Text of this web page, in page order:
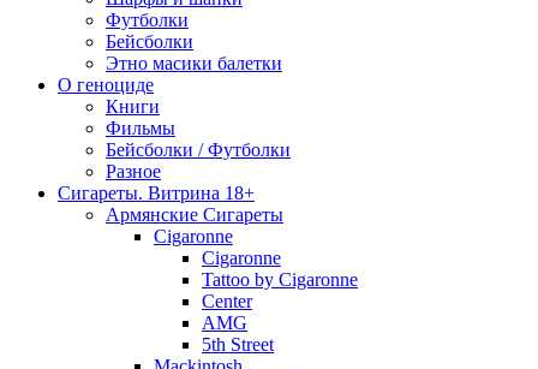
Футболки
Бейсболки
Этно масики балетки
О геноциде
Книги
Фильмы
Бейсболки / Футболки
Разное
Сигареты. Витрина 18+
Армянские Сигареты
Cigaronne
Cigaronne
Tattoo by Cigaronne
Center
AMG
5th Street